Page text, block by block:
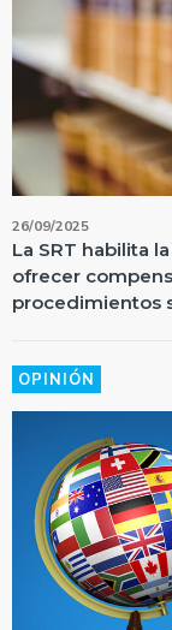
26/09/2025
La SRT habilita
ofrecer
procedimientos
OPINIÓN